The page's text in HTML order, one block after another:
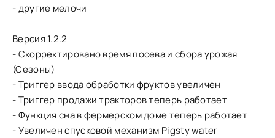
- другие мелочи
Версия 1.2.2
- Скорректировано время посева и сбора урожая
(Сезоны)
- Триггер ввода обработки фруктов увеличен
- Триггер продажи тракторов теперь работает
- Функция сна в фермерском доме теперь работает
- Увеличен спусковой механизм Pigsty water